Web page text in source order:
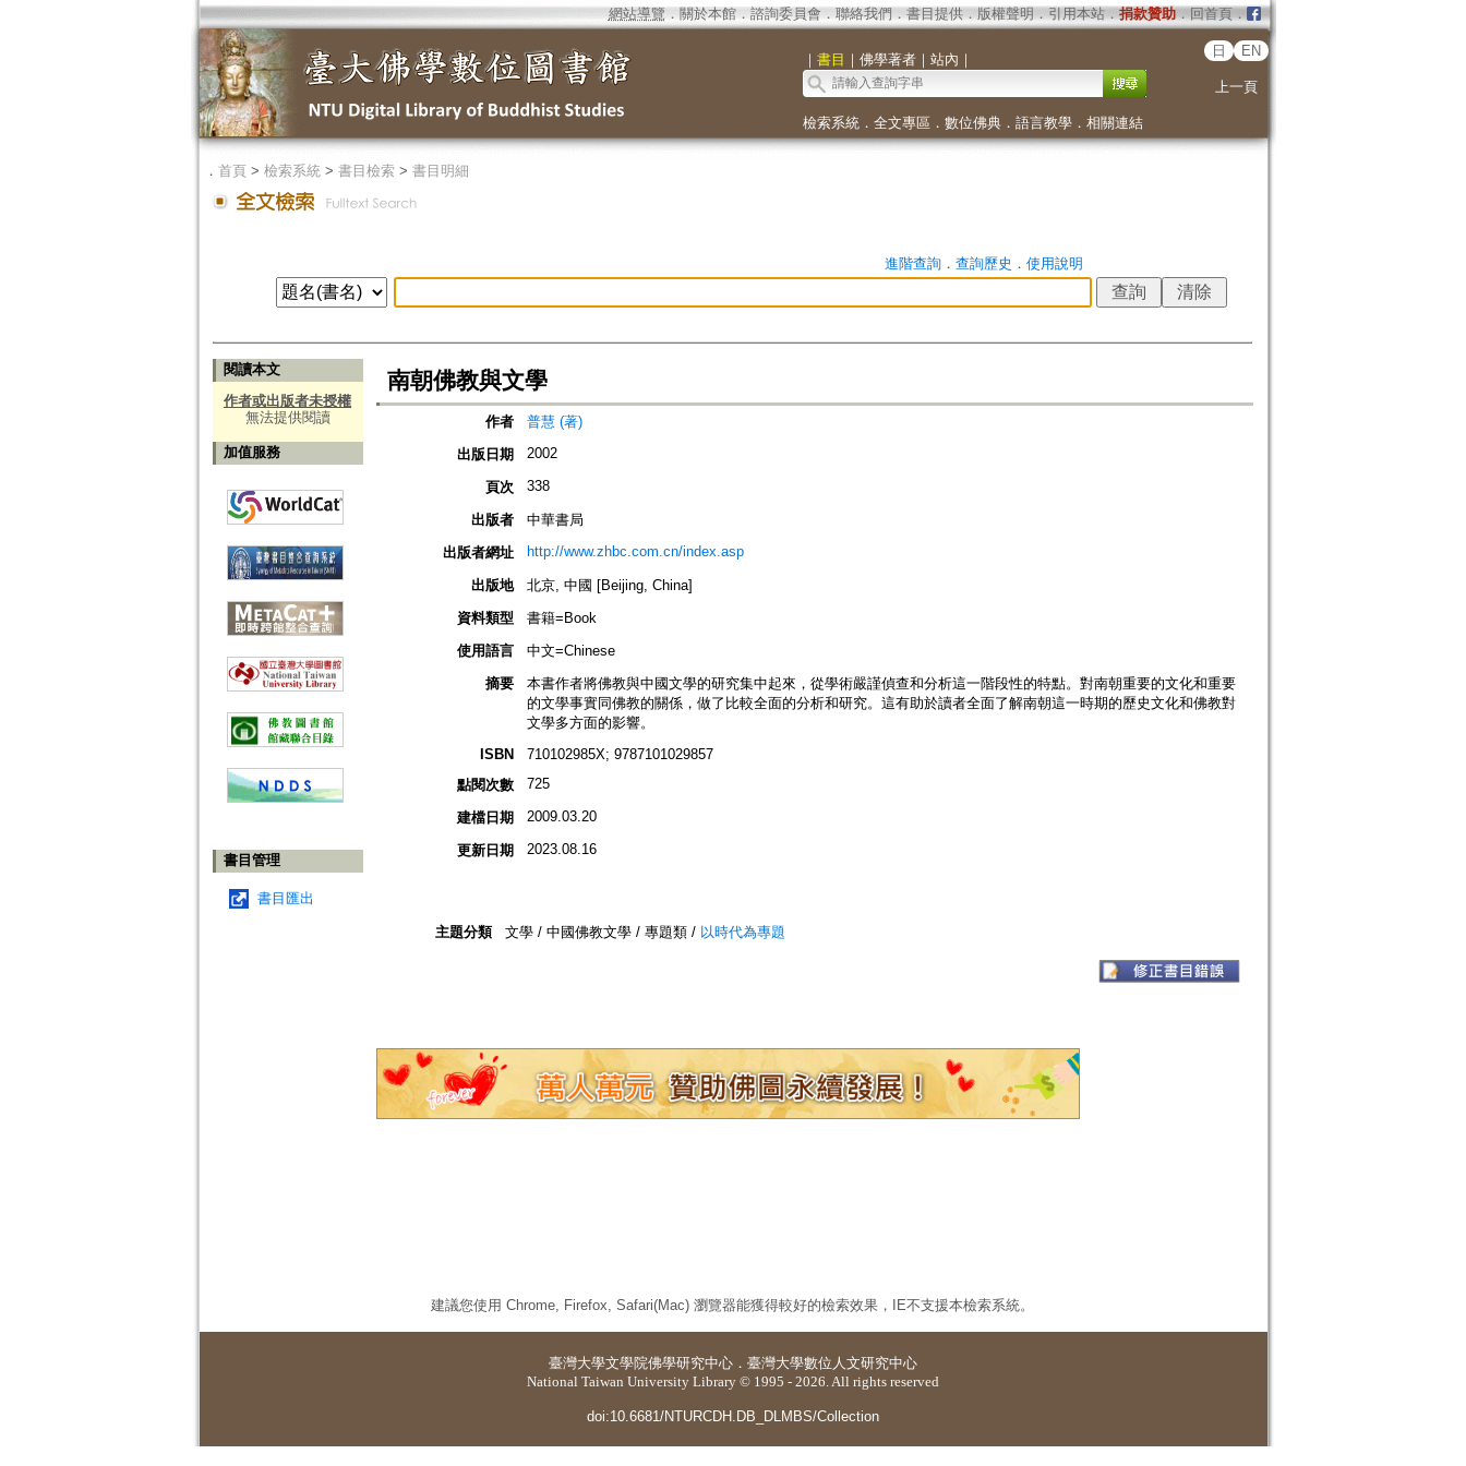
網站導覽 ． 關於本館． 諮詢委員會． 聯絡我們 ． 書目提供． 版權聲明 ． 引用本站． 捐款贊助．回首頁．
｜ 書目 ｜ 佛學著者｜ 站內 ｜
日 EN
上一頁
檢索系統． 全文專區 ． 數位佛典． 語言教學． 相關連結
． 首頁> 檢索系統> 書目檢索> 書目明細
進階查詢． 查詢歷史 ． 使用說明
閱讀本文
作者或出版者未授權
無法提供閱讀
加值服務
書目管理
書目匯出
南朝佛教與文學
作者
普慧 (著)
出版日期
2002
頁次 338
出版者
中華書局
出版者網址
http://www.zhbc.com.cn/index.asp
出版地
北京, 中國 [Beijing, China]
資料類型
書籍=Book
使用語言
中文=Chinese
摘要
本書作者將佛教與中國文學的研究集中起來，從學術嚴謹偵查和分析這一階段性的特點。對南朝重要的文化和重要
的文學事實同佛教的關係，做了比較全面的分析和研究。這有助於讀者全面了解南朝這一時期的歷史文化和佛教對
文學多方面的影響。
ISBN
710102985X; 9787101029857
點閱次數
725
建檔日期 2009.03.20
更新日期 2023.08.16
主題分類 文學 / 中國佛教文學 / 專題類 / 以時代為專題
建議您使用 Chrome, Firefox, Safari(Mac) 瀏覽器能獲得較好的檢索效果，IE不支援本檢索系統。
臺灣大學文學院佛學研究中心 ． 臺灣大學數位人文研究中心
National Taiwan University Library © 1995 - 2026. All rights reserved
doi:10.6681/NTURCDH.DB_DLMBS/Collection